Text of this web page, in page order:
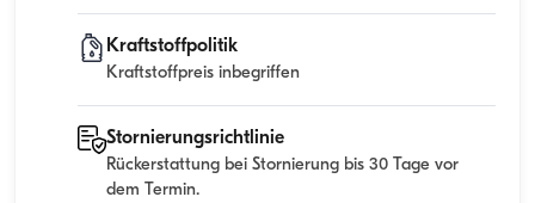
Kraftstoffpolitik
Kraftstoffpreis inbegriffen
Stornierungsrichtlinie
Rückerstattung bei Stornierung bis 30 Tage vor
dem Termin.